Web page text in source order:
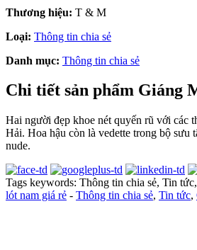
Thương hiệu: T & M
Loại: Thông tin chia sẻ
Danh mục: Thông tin chia sẻ
Chi tiết sản phẩm Giáng
Hai người đẹp khoe nét quyến rũ với các
Hải. Hoa hậu còn là vedette trong bộ
nude.
Tags keywords: Thông tin chia sẻ, Tin
lót nam giá rẻ - Thông tin chia sẻ, Tin tức,